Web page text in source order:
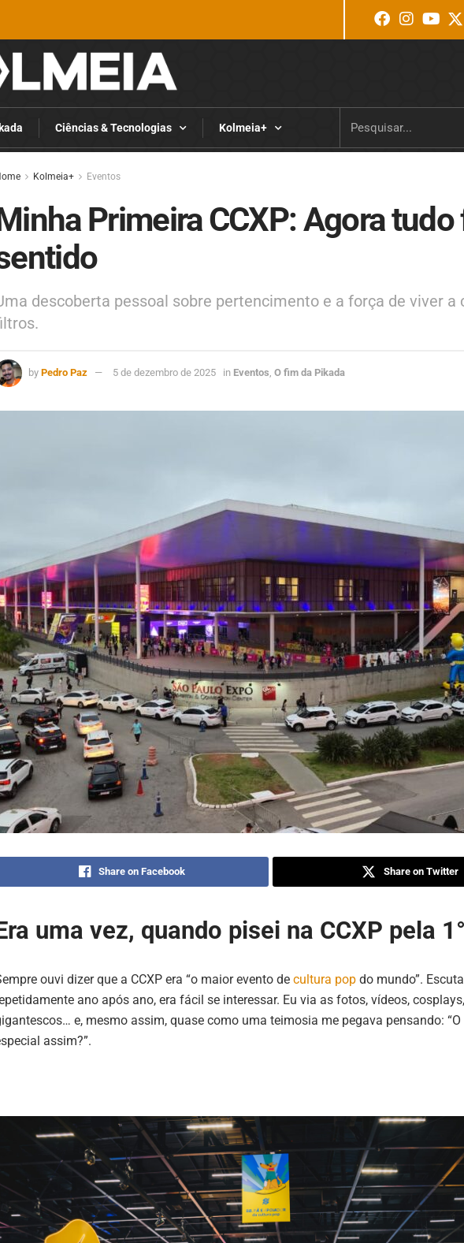
Ciências & Tecnologias Kolmeia+
Kolmeia+ Eventos
Primeira CCXP: Agora tudo
descoberta pessoal sobre pertencimento e a força de viver a
by Pedro Paz 5 de dezembro de 2025 in Eventos O fim da Pikada
Share on Facebook Share on Twitter
uma vez, quando pisei na CCXP pela
ouvi dizer que a CCXP era “o maior evento de cultura pop do mundo”.
ano após ano, era fácil se interessar. Eu via as fotos, vídeos,
e, mesmo assim, quase como uma teimosia me pegava pensando:
assim?”.